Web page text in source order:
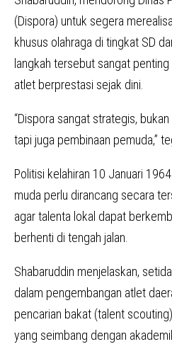
(Dispora) untuk segera
khusus olahraga di tingkat SD
langkah tersebut sangat
atlet berprestasi sejak dini.
“Dispora sangat strategis,
tapi juga pembinaan pemuda,”
Politisi kelahiran 10 Januari
muda perlu dirancang secara
agar talenta lokal dapat
berhenti di tengah jalan.
Shabaruddin menjelaskan,
dalam pengembangan atlet
pencarian bakat (talent
yang seimbang dengan